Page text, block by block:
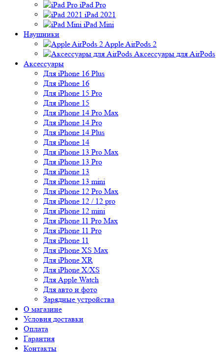
iPad Pro
iPad 2021
iPad Mini
Наушники
Apple AirPods 2
Аксессуары для AirPods
Аксессуары
Для iPhone 16 Plus
Для iPhone 16
Для iPhone 15 Pro
Для iPhone 15
Для iPhone 14 Pro Max
Для iPhone 14 Pro
Для iPhone 14 Plus
Для iPhone 14
Для iPhone 13 Pro Max
Для iPhone 13 Pro
Для iPhone 13
Для iPhone 13 mini
Для iPhone 12 Pro Max
Для iPhone 12 / 12 pro
Для iPhone 12 mini
Для iPhone 11 Pro Max
Для iPhone 11 Pro
Для iPhone 11
Для iPhone XS Max
Для iPhone XR
Для iPhone X/XS
Для Apple Watch
Для авто и фото
Зарядные устройства
О магазине
Условия доставки
Оплата
Гарантия
Контакты